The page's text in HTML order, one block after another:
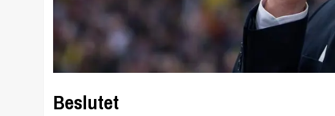
Beslutet